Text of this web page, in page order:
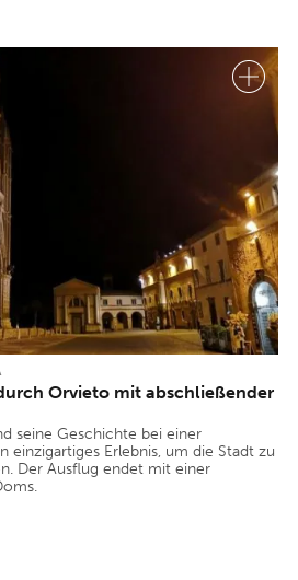
Orvieto mit abschließender
seine Geschichte bei einer
einzigartiges Erlebnis, um die Stadt zu
Der Ausflug endet mit einer